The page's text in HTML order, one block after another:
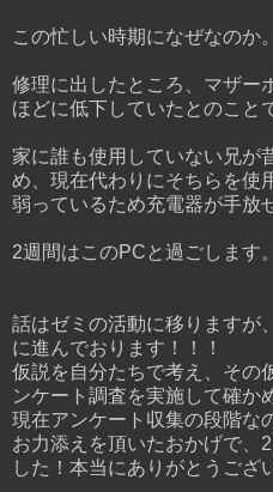
この忙しい時期になぜなのか
修理に出したところ、マザー
ほどに低下していたとのこと
家に誰も使用していない兄が
め、現在代わりにそちらを使
弱っているため充電器が手放
2週間はこのPCと過ごします。
話はゼミの活動に移りますが
に進んでおります！！！
仮説を自分たちで考え、その
ンケート調査を実施して確か
現在アンケート収集の段階な
お力添えを頂いたおかげで、
した！本当にありがとうござ